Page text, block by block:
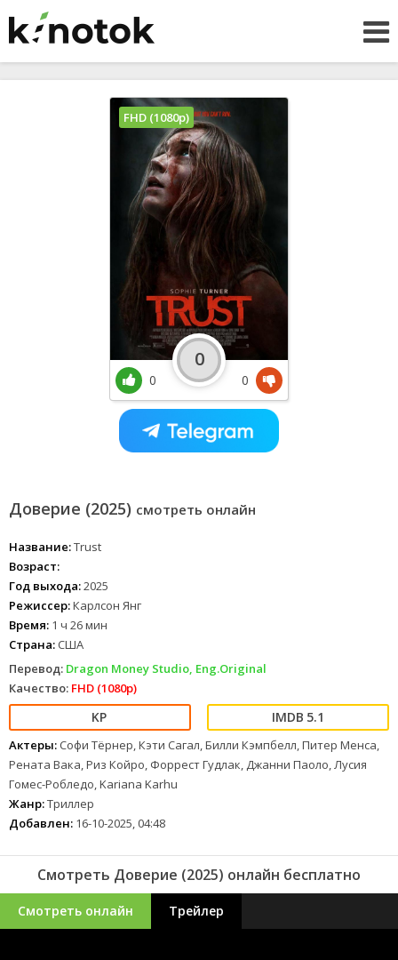
Доверие (2025) смотреть онлайн
Название:Trust
Возраст:
Год выхода:2025
Режиссер:Карлсон Янг
Время: 1 ч 26 мин
Страна: США
Перевод: Dragon Money Studio, Eng.Original
Качество: FHD (1080p)
5.1
Актеры: Софи Тёрнер, Кэти Сагал, Билли Кэмпбелл, Питер Менса,
Рената Вака, Риз Койро, Форрест Гудлак, Джанни Паоло, Лусия
Гомес-Робледо, Kariana Karhu
Жанр:Триллер
Добавлен: 16-10-2025, 04:48
FHD (1080p)
0
0
0
Смотреть Доверие (2025) онлайн бесплатно
Смотреть онлайн Трейлер